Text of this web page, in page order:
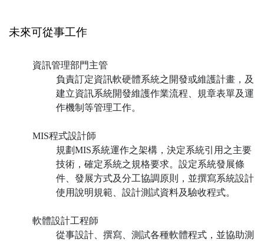
未來可從事工作
資訊管理部門主管
負責訂定資訊軟硬體系統之開發或維護計畫，及
建立資訊系統開發維護作業流程、規章表單及運
作機制等管理工作。
MIS程式設計師
規劃MIS系統運作之架構，決定系統引用之主要
技術，確定系統之規格要求。設定系統發展條
件、發展方式及分工協調原則，並撰寫系統設計
使用說明規範、設計測試資料及驗收程式。
軟體設計工程師
從事設計、撰寫、測試各種軟體程式，並協助測